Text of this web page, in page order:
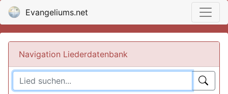
Evangeliums.net
Navigation Liederdatenbank